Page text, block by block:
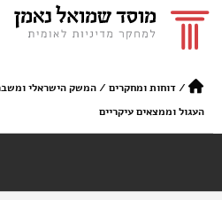
/דוחות ומחקרים /המשק הישראלי
העגול וממצאים עיקריים